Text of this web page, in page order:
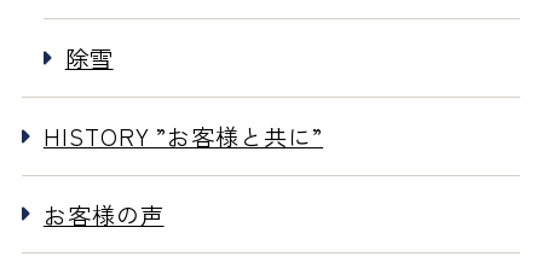
除雪
HISTORY ”お客様と共に”
お客様の声